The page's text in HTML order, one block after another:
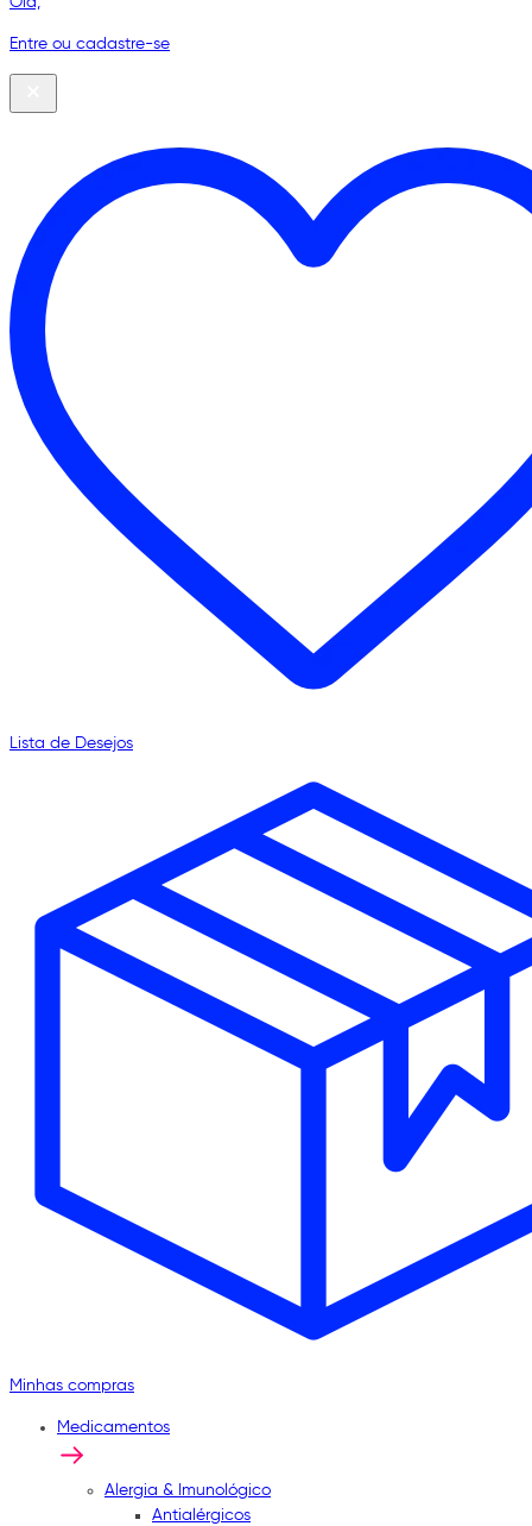
Entre ou cadastre-se
Lista de Desejos
Minhas compras
Medicamentos
Alergia & Imunológico
Antialérgicos